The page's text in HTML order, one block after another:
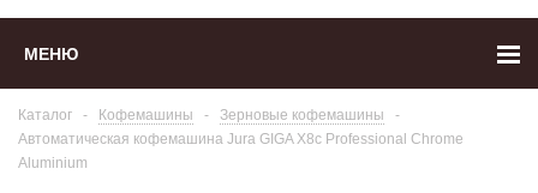
МЕНЮ
Каталог - Кофемашины - Зерновые кофемашины
-
Автоматическая кофемашина Jura GIGA X8c Professional Chrome
Aluminium